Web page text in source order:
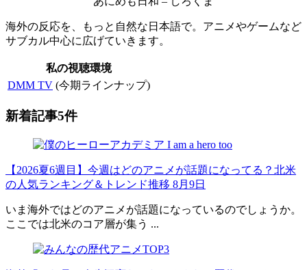
海外の反応を、もっと自然な日本語で。アニメやゲームなど
サブカル中心に広げていきます。
私の視聴環境
DMM TV (今期ラインナップ)
新着記事5件
【2026夏6週目】今週はどのアニメが話題になってる？北米
の人気ランキング＆トレンド推移 8月9日
いま海外ではどのアニメが話題になっているのでしょうか。
ここでは北米のコア層が集う ...